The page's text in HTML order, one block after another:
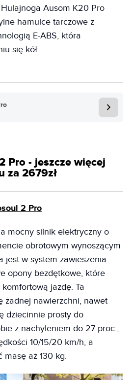
Ausom K20 Pro
hamulce tarczowe z
E-ABS, która
się kół.
Pro - jeszcze więcej
za 2679zł
2 Pro
mocny silnik elektryczny o
obrotowym wynoszącym
jest w system zawieszenia
opony bezdętkowe, które
jazdę. Ta
żadnej nawierzchni, nawet
dziecinnie prosty do
z nachyleniem do 27 proc.,
10/15/20 km/h, a
masę aż 130 kg.